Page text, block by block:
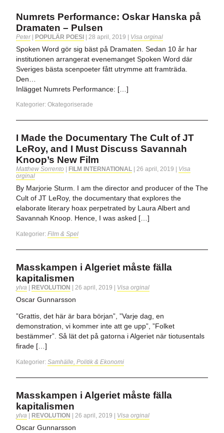
Numrets Performance: Oskar Hanska på
Dramaten – Pulsen
Peter | POPULÄR POESI | 28 april, 2019 | Visa orginal
Spoken Word gör sig bäst på Dramaten. Sedan 10 år har
institutionen arrangerat evenemanget Spoken Word där
Sveriges bästa scenpoeter fått utrymme att framträda.
Den…
Inlägget Numrets Performance: […]
Kategorier: Okategoriserade
I Made the Documentary The Cult of JT
LeRoy, and I Must Discuss Savannah
Knoop’s New Film
Matthew Sorrento FILM INTERNATIONAL 26 april, 2019
Visa
orginal
By Marjorie Sturm. I am the director and producer of the The
Cult of JT LeRoy, the documentary that explores the
elaborate literary hoax perpetrated by Laura Albert and
Savannah Knoop. Hence, I was asked […]
Kategorier: Film & Spel
Masskampen i Algeriet måste fälla
kapitalismen
ylva | REVOLUTION | 26 april, 2019 | Visa orginal
Oscar Gunnarsson
”Grattis, det här är bara början”, ”Varje dag, en
demonstration, vi kommer inte att ge upp”, ”Folket
bestämmer”. Så lät det på gatorna i Algeriet när tiotusentals
firade […]
Kategorier: Samhälle, Politik & Ekonomi
Masskampen i Algeriet måste fälla
kapitalismen
ylva REVOLUTION 26 april, 2019 Visa orginal
Oscar Gunnarsson